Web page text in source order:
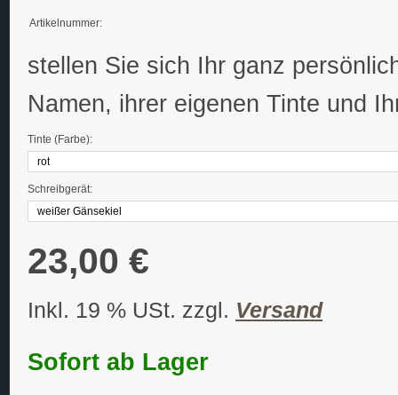
Artikelnummer:
stellen Sie sich Ihr ganz
Namen, ihrer eigenen Tinte und
Tinte (Farbe):
Schreibgerät:
23,00 €
Inkl. 19 % USt. zzgl. Versand
Sofort ab Lager